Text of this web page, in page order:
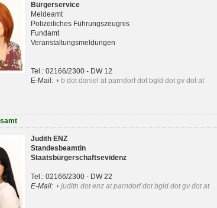
Bürgerservice
Meldeamt
Polizeiliches Führungszeugnis
Fundamt
Veranstaltungsmeldungen
Tel.: 02166/2300 - DW 12
E-Mail:
b dot daniel at parndorf dot bgld dot gv dot at
Judith ENZ
Standesbeamtin
Staatsbürgerschaftsevidenz
Tel.: 02166/2300 - DW 22
E-Mail:
judith dot enz at parndorf dot bgld dot gv dot at